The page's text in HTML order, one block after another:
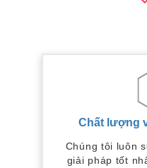
Chất lượng
Chúng tôi luôn
giải pháp tốt